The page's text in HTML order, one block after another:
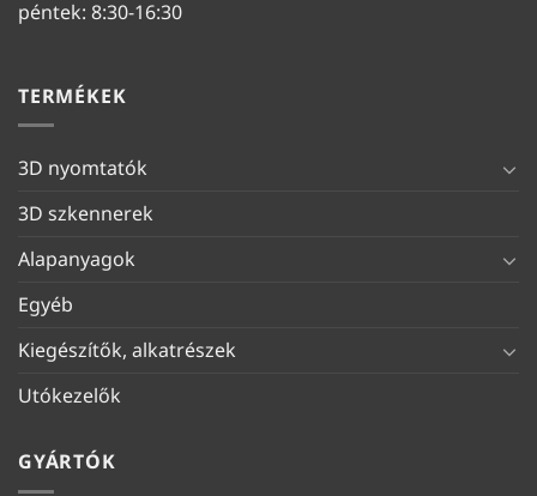
péntek: 8:30-16:30
TERMÉKEK
3D nyomtatók
3D szkennerek
Alapanyagok
Egyéb
Kiegészítők, alkatrészek
Utókezelők
GYÁRTÓK